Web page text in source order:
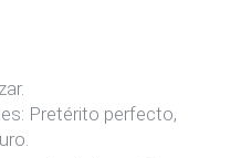
Pretérito perfecto,